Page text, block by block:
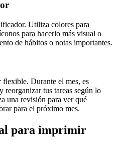
Utiliza colores para
para hacerlo más visual o
de hábitos o notas importantes.
Durante el mes, es
reorganizar tus tareas según lo
una revisión para ver qué
para el próximo mes.
para imprimir